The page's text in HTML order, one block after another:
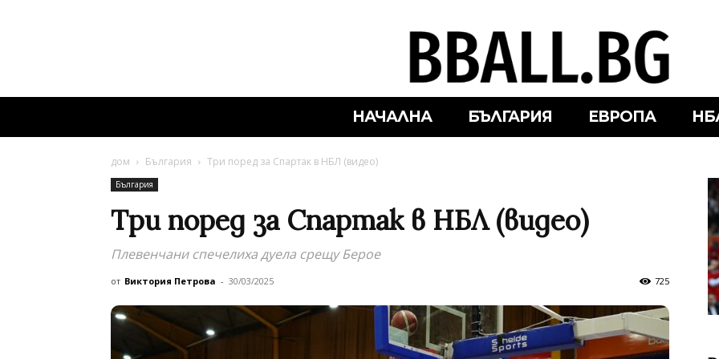
НАЧАЛНА БЪЛГАРИЯ ЕВРОПА
дом България Три поред за Спартак в НБЛ (видео)
България
Три поред за Спартак в НБЛ (видео)
Плевенчани спечелиха дуела срещу Берое
от Виктория Петрова - 30/03/2025 725